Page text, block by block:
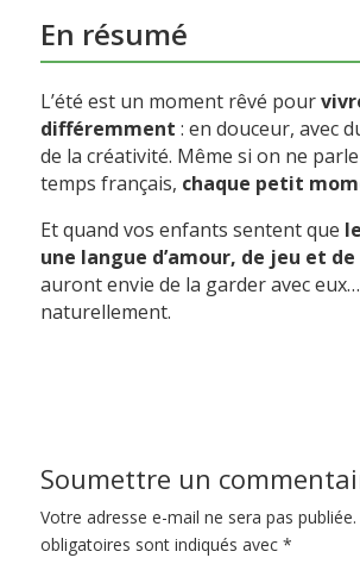
En résumé
L’été est un moment rêvé pour
différemment : en douceur, avec
de la créativité. Même si on ne
temps français, chaque petit
Et quand vos enfants sentent que
une langue d’amour, de jeu et
auront envie de la garder avec
naturellement.
Soumettre un
Votre adresse e-mail ne sera pas publiée.
obligatoires sont indiqués avec *